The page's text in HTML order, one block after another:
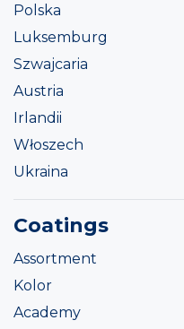
Polska
Luksemburg
Szwajcaria
Austria
Irlandii
Włoszech
Ukraina
Coatings
Assortment
Kolor
Academy